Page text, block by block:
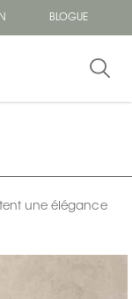
BLOGUE
une élégance